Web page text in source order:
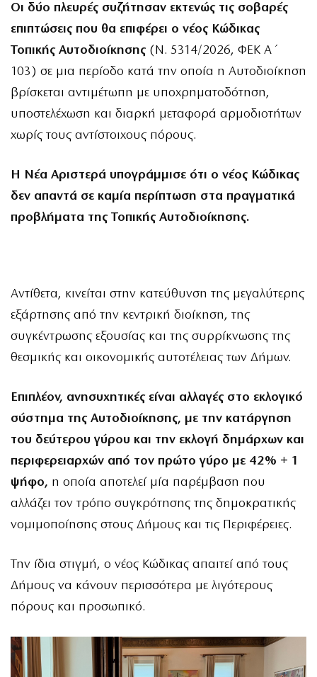
Οι δύο πλευρές συζήτησαν εκτενώς τις σοβαρές
επιπτώσεις που θα επιφέρει ο νέος Κώδικας
Τοπικής Αυτοδιοίκησης (Ν. 5314/2026, ΦΕΚ Α΄
103) σε μια περίοδο κατά την οποία η Αυτοδιοίκηση
βρίσκεται αντιμέτωπη με υποχρηματοδότηση,
υποστελέχωση και διαρκή μεταφορά αρμοδιοτήτων
χωρίς τους αντίστοιχους πόρους.
Η Νέα Αριστερά υπογράμμισε ότι ο νέος Κώδικας
δεν απαντά σε καμία περίπτωση στα πραγματικά
προβλήματα της Τοπικής Αυτοδιοίκησης.
Αντίθετα, κινείται στην κατεύθυνση της μεγαλύτερης
εξάρτησης από την κεντρική διοίκηση, της
συγκέντρωσης εξουσίας και της συρρίκνωσης της
θεσμικής και οικονομικής αυτοτέλειας των Δήμων.
Επιπλέον, ανησυχητικές είναι αλλαγές στο εκλογικό
σύστημα της Αυτοδιοίκησης, με την κατάργηση
του δεύτερου γύρου και την εκλογή δημάρχων και
περιφερειαρχών από τον πρώτο γύρο με 42% + 1
ψήφο, η οποία αποτελεί μία παρέμβαση που
αλλάζει τον τρόπο συγκρότησης της δημοκρατικής
νομιμοποίησης στους Δήμους και τις Περιφέρειες.
Την ίδια στιγμή, ο νέος Κώδικας απαιτεί από τους
Δήμους να κάνουν περισσότερα με λιγότερους
πόρους και προσωπικό.